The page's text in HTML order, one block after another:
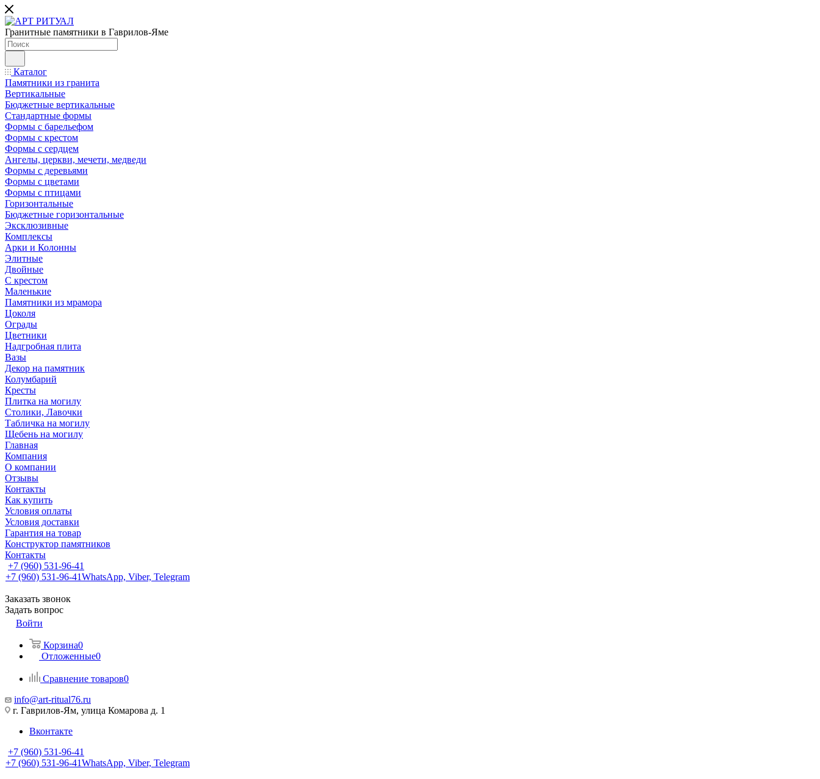
Гранитные памятники в Гаврилов-Яме
Каталог
Памятники из гранита
Вертикальные
Бюджетные вертикальные
Стандартные формы
Формы с барельефом
Формы с крестом
Формы с сердцем
Ангелы, церкви, мечети, медведи
Формы с деревьями
Формы с цветами
Формы с птицами
Горизонтальные
Бюджетные горизонтальные
Эксклюзивные
Комплексы
Арки и Колонны
Элитные
Двойные
С крестом
Маленькие
Памятники из мрамора
Цоколя
Ограды
Цветники
Надгробная плита
Вазы
Декор на памятник
Колумбарий
Кресты
Плитка на могилу
Столики, Лавочки
Табличка на могилу
Щебень на могилу
Главная
Компания
О компании
Отзывы
Контакты
Как купить
Условия оплаты
Условия доставки
Гарантия на товар
Конструктор памятников
Контакты
+7 (960) 531-96-41
+7 (960) 531-96-41WhatsApp, Viber, Telegram
Заказать звонок
Задать вопрос
Войти
Корзина0
Отложенные0
Сравнение товаров0
info@art-ritual76.ru
г. Гаврилов-Ям, улица Комарова д. 1
Вконтакте
+7 (960) 531-96-41
+7 (960) 531-96-41WhatsApp, Viber, Telegram